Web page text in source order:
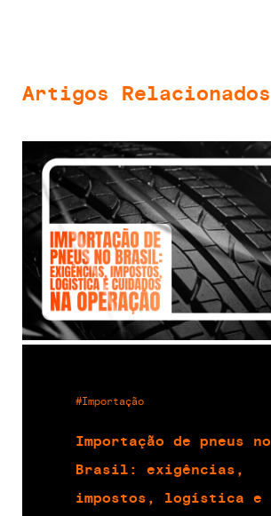
Artigos Relacionados
#Importação
Importação de pneus no
Brasil: exigências,
impostos, logística e